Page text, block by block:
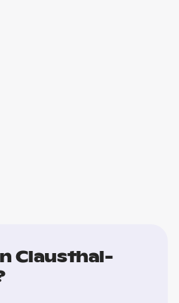
Clausthal-